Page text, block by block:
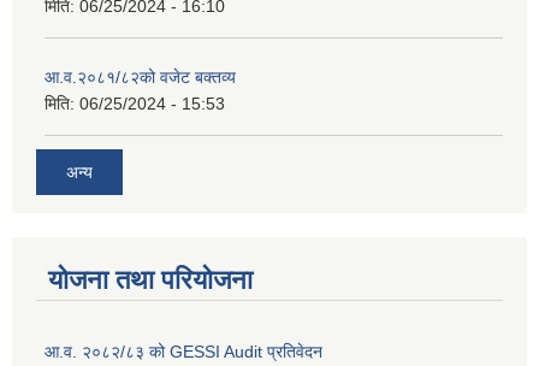
मिति: 06/25/2024 - 16:10
आ.व.२०८१/८२को वजेट बक्तव्य
मिति: 06/25/2024 - 15:53
अन्य
योजना तथा परियोजना
आ.व. २०८२/८३ को GESSI Audit प्रतिवेदन